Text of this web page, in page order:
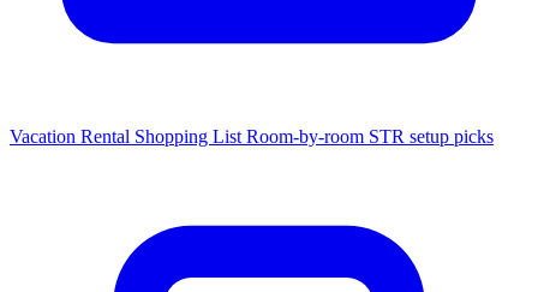
Vacation Rental Shopping List Room-by-room STR setup picks